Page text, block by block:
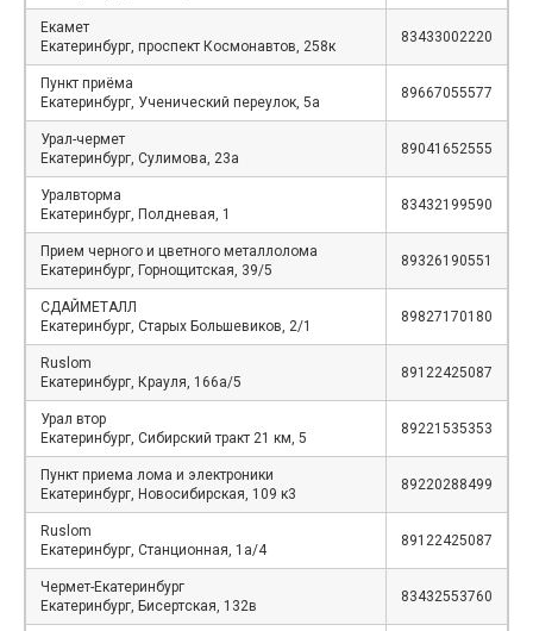
Екамет
Екатеринбург, проспект Космонавтов, 258к
83433002220
Пункт приёма
Екатеринбург, Ученический переулок, 5а
89667055577
Урал-чермет
Екатеринбург, Сулимова, 23а
89041652555
Уралвторма
Екатеринбург, Полдневая, 1
83432199590
Прием черного и цветного металлолома
Екатеринбург, Горнощитская, 39/5
89326190551
СДАЙМЕТАЛЛ
Екатеринбург, Старых Большевиков, 2/1
89827170180
Ruslom
Екатеринбург, Крауля, 166а/5
89122425087
Урал втор
Екатеринбург, Сибирский тракт 21 км, 5
89221535353
Пункт приема лома и электроники
Екатеринбург, Новосибирская, 109 к3
89220288499
Ruslom
Екатеринбург, Станционная, 1а/4
89122425087
Чермет-Екатеринбург
Екатеринбург, Бисертская, 132в
83432553760